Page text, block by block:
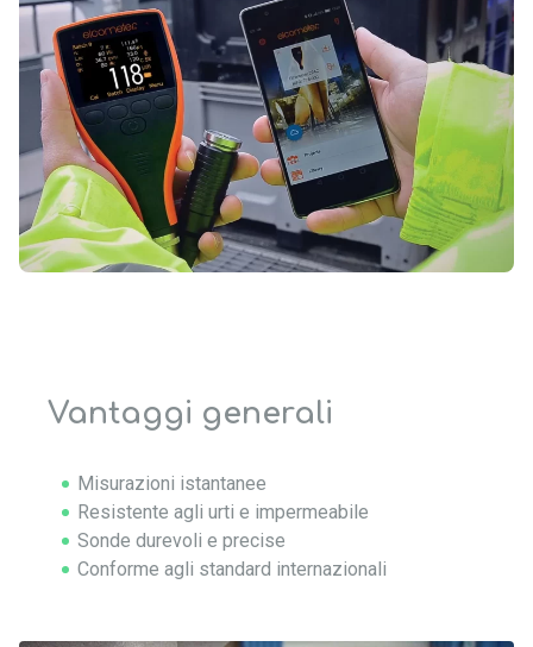
Vantaggi generali
Misurazioni istantanee
Resistente agli urti e impermeabile
Sonde durevoli e precise
Conforme agli standard internazionali